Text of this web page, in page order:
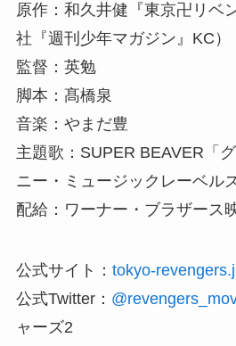
原作：和久井健『東京卍リベ
社『週刊少年マガジン』KC）
監督：英勉
脚本：髙橋泉
音楽：やまだ豊
主題歌：SUPER BEAVER「
ニー・ミュージックレーベルズ
配給：ワーナー・ブラザース
公式サイト： tokyo-
公式Twitter：
ャーズ2